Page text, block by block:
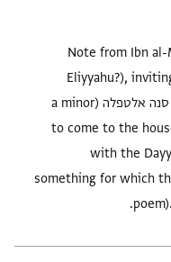
Note from Ibn
Eliyyahu?),
synagogue tomorrow morning לתמאם סנה אלטפלה (a minor
fiancee's coming-of-age?), to come
with the
something for which